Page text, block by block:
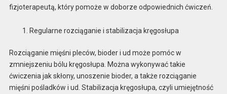
fizjoterapeutą, który pomoże w doborze odpowiednich ćwiczeń.
Regularne rozciąganie i stabilizacja kręgosłupa
Rozciąganie mięśni pleców, bioder i ud może pomóc w
zmniejszeniu bólu kręgosłupa. Można wykonywać takie
ćwiczenia jak skłony, unoszenie bioder, a także rozciąganie
mięśni pośladków i ud. Stabilizacja kręgosłupa, czyli umiejętność